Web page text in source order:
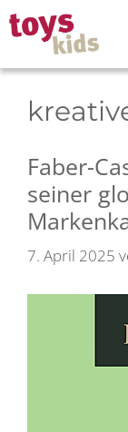
Zum
Inhalt
springen
Faber-
seiner
7. April 2025